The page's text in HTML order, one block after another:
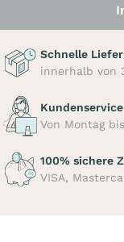
Schnelle
innerhalb von
Kundenservice
Von Montag
100% sichere
VISA,